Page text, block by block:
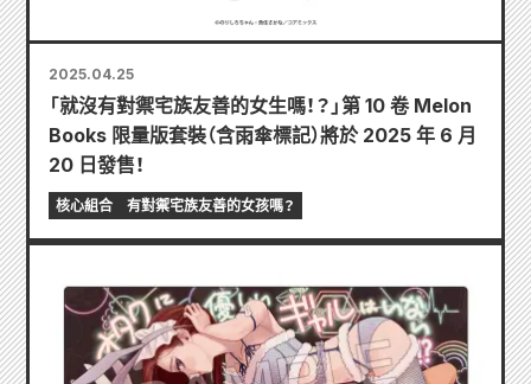
2025.04.25
「就沒有對禦宅族友善的女生嗎！？」第 10 卷 Melon
Books 限量版套裝（含雨傘標記）將於 2025 年 6 月
20 日發售！
核心組合 有對禦宅族友善的女孩嗎？